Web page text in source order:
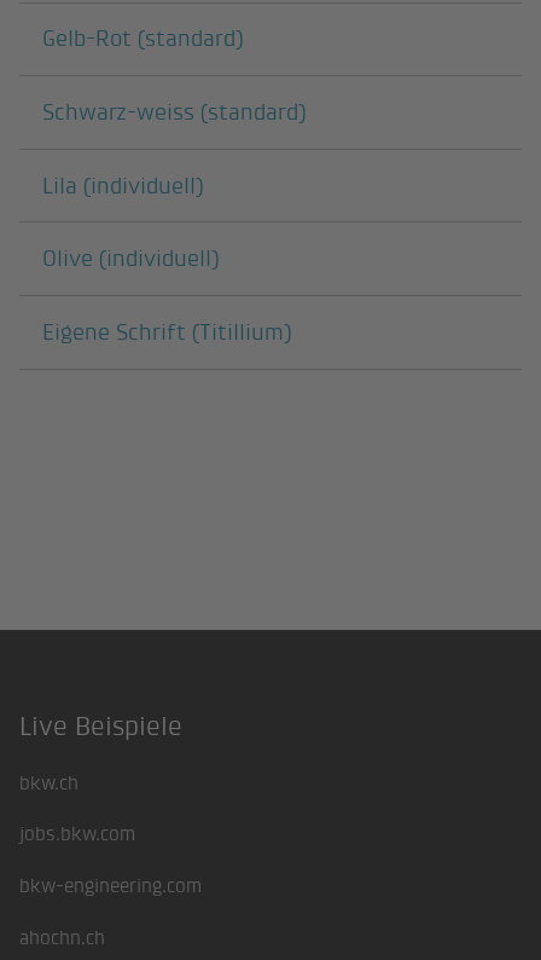
Gelb-Rot (standard)
Schwarz-weiss (standard)
Lila (individuell)
Olive (individuell)
Eigene Schrift (Titillium)
Footer
Live Beispiele
bkw.ch
jobs.bkw.com
bkw-engineering.com
ahochn.ch